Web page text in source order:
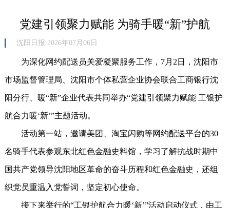
党建引领聚力赋能 为骑手暖“新”护航
沈阳日报 2026年07月06日
为深化网约配送员关爱凝聚服务工作，7月2日，沈阳市
市场监督管理局、沈阳市个体私营企业协会联合工商银行沈
阳分行、暖“新”企业代表共同举办“党建引领聚力赋能 工银护
航合力暖‘新’”主题活动。
活动第一站，邀请美团、淘宝闪购等网约配送平台的30
名骑手代表参观东北红色金融史料馆，学习了解抗战时期中
国共产党领导沈阳地区革命的奋斗历程和红色金融史，还组
织党员重温入党誓词，坚定初心使命。
接下来举行的“工银护航合力暖‘新’”活动启动仪式，由工